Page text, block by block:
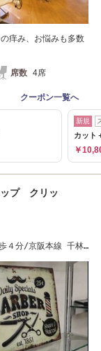
痒み、お悩みも多数
席数 4席
クーポン一覧へ
新規
カット
￥
ップ クリッ
４分/京阪本線 千林